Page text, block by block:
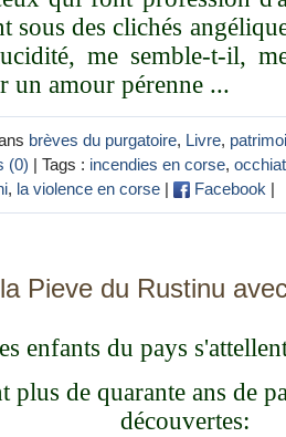
sous des clichés
me semble-t-il,
un amour pérenne ...
brèves du purgatoire, Livre,
(0) | Tags : incendies en corse,
, la violence en corse | Facebook |
Pieve du Rustinu
enfants du pays
plus de quarante ans de
découvertes: